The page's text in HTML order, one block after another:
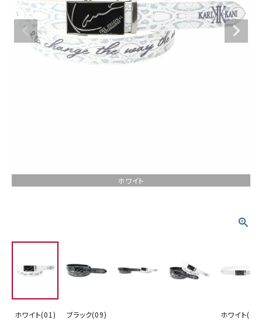
カテゴリー
スタイリング
詳しい条件から探す
ホワイト
ホワイト(01) ブラック(09) ホワイト(01)